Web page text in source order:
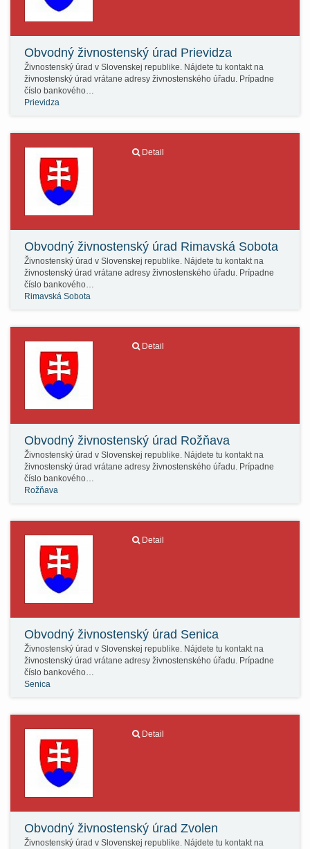
Obvodný živnostenský úrad Prievidza
Živnostenský úrad v Slovenskej republike. Nájdete tu kontakt na
živnostenský úrad vrátane adresy živnostenského úřadu. Prípadne
číslo bankového…
Prievidza
Detail
Obvodný živnostenský úrad Rimavská Sobota
Živnostenský úrad v Slovenskej republike. Nájdete tu kontakt na
živnostenský úrad vrátane adresy živnostenského úřadu. Prípadne
číslo bankového…
Rimavská Sobota
Detail
Obvodný živnostenský úrad Rožňava
Živnostenský úrad v Slovenskej republike. Nájdete tu kontakt na
živnostenský úrad vrátane adresy živnostenského úřadu. Prípadne
číslo bankového…
Rožňava
Detail
Obvodný živnostenský úrad Senica
Živnostenský úrad v Slovenskej republike. Nájdete tu kontakt na
živnostenský úrad vrátane adresy živnostenského úřadu. Prípadne
číslo bankového…
Senica
Detail
Obvodný živnostenský úrad Zvolen
Živnostenský úrad v Slovenskej republike. Nájdete tu kontakt na